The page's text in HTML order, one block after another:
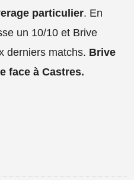
particulier. En
un 10/10 et Brive
derniers matchs. Brive
face à Castres.